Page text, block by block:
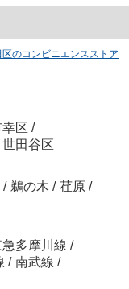
区のコンビニエンスストア
幸区 /
世田谷区
/ 鵜の木 / 荏原 /
急多摩川線 /
/ 南武線 /